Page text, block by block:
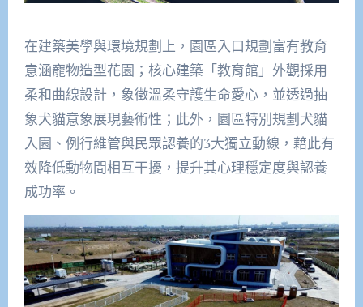
在建築美學與環境規劃上，園區入口規劃富有教育
意涵寵物造型花園；核心建築「教育館」外觀採用
柔和曲線設計，象徵溫柔守護生命愛心，並透過抽
象犬貓意象展現藝術性；此外，園區特別規劃犬貓
入園、例行維管與民眾認養的3大獨立動線，藉此有
效降低動物間相互干擾，提升其心理穩定度與認養
成功率。